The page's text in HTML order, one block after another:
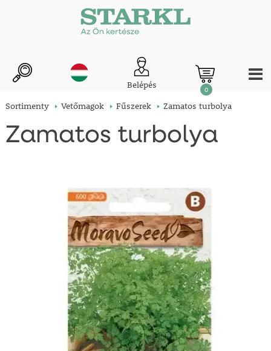
Belépés 0
Sortimenty Vetőmagok Fűszerek Zamatos turbolya
Zamatos turbolya